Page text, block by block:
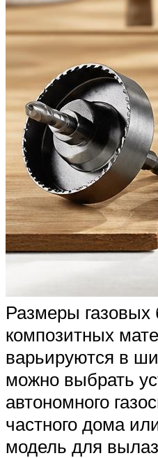
Размеры газовых
композитных
варьируются в
можно выбрать
автономного
частного дома
модель для